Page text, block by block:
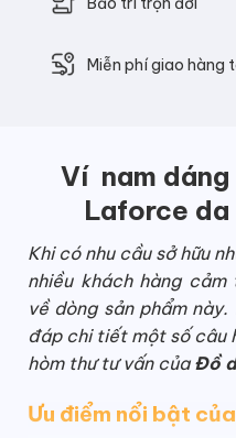
Miễn phí giao hàng
Ví nam dáng
Laforce
Khi có nhu cầu sở hữu
nhiều khách hàng
về dòng sản phẩm
đáp chi tiết một số câu
hòm thư tư vấn của Đồ
Ưu điểm nổi bật